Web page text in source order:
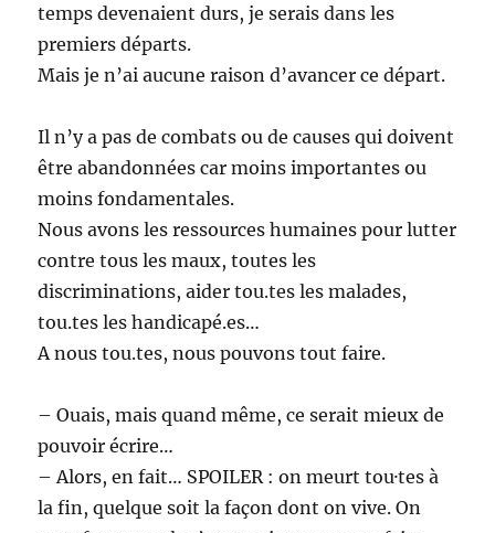
temps devenaient durs, je serais dans les
premiers départs.
Mais je n’ai aucune raison d’avancer ce départ.
Il n’y a pas de combats ou de causes qui doivent
être abandonnées car moins importantes ou
moins fondamentales.
Nous avons les ressources humaines pour lutter
contre tous les maux, toutes les
discriminations, aider tou.tes les malades,
tou.tes les handicapé.es…
A nous tou.tes, nous pouvons tout faire.
– Ouais, mais quand même, ce serait mieux de
pouvoir écrire…
– Alors, en fait… SPOILER : on meurt tou·tes à
la fin, quelque soit la façon dont on vive. On